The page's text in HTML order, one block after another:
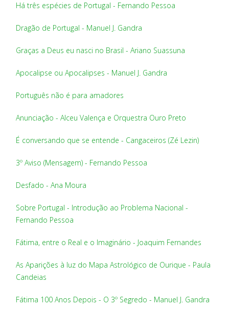
Há três espécies de Portugal - Fernando Pessoa
Dragão de Portugal - Manuel J. Gandra
Graças a Deus eu nasci no Brasil - Ariano Suassuna
Apocalipse ou Apocalipses - Manuel J. Gandra
Português não é para amadores
Anunciação - Alceu Valença e Orquestra Ouro Preto
É conversando que se entende - Cangaceiros (Zé Lezin)
3º Aviso (Mensagem) - Fernando Pessoa
Desfado - Ana Moura
Sobre Portugal - Introdução ao Problema Nacional -
Fernando Pessoa
Fátima, entre o Real e o Imaginário - Joaquim Fernandes
As Aparições à luz do Mapa Astrológico de Ourique - Paula
Candeias
Fátima 100 Anos Depois - O 3º Segredo - Manuel J. Gandra